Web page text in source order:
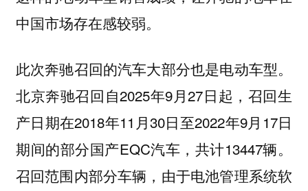
中国市场存在感较弱。
此次奔驰召回的汽车大部分也是电动车型。
北京奔驰召回自2025年9月27日起，召回生
产日期在2018年11月30日至2022年9月17日
期间的部分国产EQC汽车，共计13447辆。
召回范围内部分车辆，由于电池管理系统软